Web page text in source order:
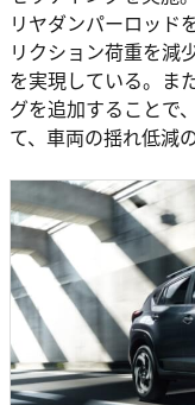
リヤダンパーロッド
リクション荷重を減
を実現している。ま
グを追加することで
て、車両の揺れ低減